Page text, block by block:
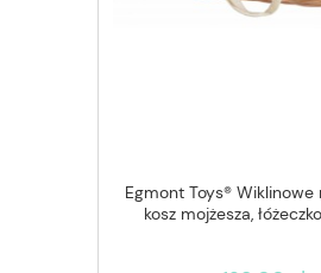
Egmont Toys® Wiklinowe
kosz mojżesza,